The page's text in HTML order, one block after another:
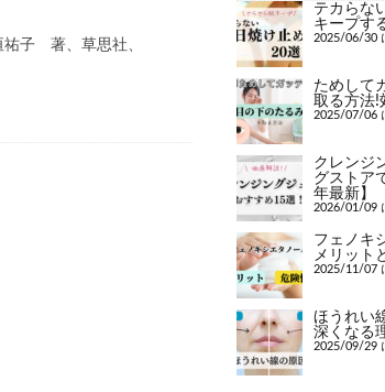
祐子 著、草思社、
テカらな
キープす
2025/06/30
ためして
取る方法!
2025/07/06
クレンジ
グストア
年最新】
2026/01/09
フェノキ
メリット
2025/11/07
ほうれい
深くなる
2025/09/29